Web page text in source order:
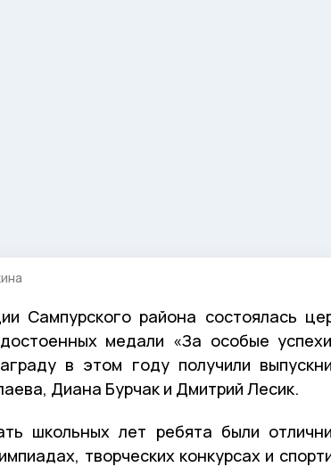
Сампурского района состоялась
медали «За особые
в этом году получили
Диана Бурчак и Дмитрий Лесик.
школьных лет ребята были
творческих конкурсах и